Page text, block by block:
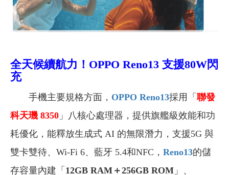
全天候續航力！OPPO Reno13 支援80W閃
充
手機主要規格方面， OPPO Reno13採用「 聯發
科天璣 8350 」八核心處理器，提供旗艦級效能和功
耗優化，能釋放生成式 AI 的無限潛力，支援5G 與
雙卡雙待、Wi-Fi 6、藍牙 5.4和NFC， Reno13的儲
存容量內建「 12GB RAM＋256GB ROM 」、